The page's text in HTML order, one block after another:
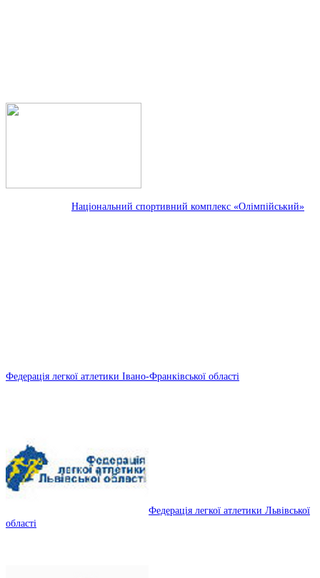
Національний спортивний комплекс «Олімпійський»
Федерація легкої атлетики Івано-Франківської області
Федерація легкої атлетики Львівської
області